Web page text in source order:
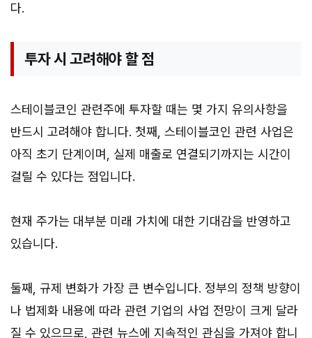
다.
투자 시 고려해야 할 점
스테이블코인 관련주에 투자할 때는 몇 가지 유의사항을
반드시 고려해야 합니다. 첫째, 스테이블코인 관련 사업은
아직 초기 단계이며, 실제 매출로 연결되기까지는 시간이
걸릴 수 있다는 점입니다.
현재 주가는 대부분 미래 가치에 대한 기대감을 반영하고
있습니다.
둘째, 규제 변화가 가장 큰 변수입니다. 정부의 정책 방향이
나 법제화 내용에 따라 관련 기업의 사업 전망이 크게 달라
질 수 있으므로, 관련 뉴스에 지속적인 관심을 가져야 합니